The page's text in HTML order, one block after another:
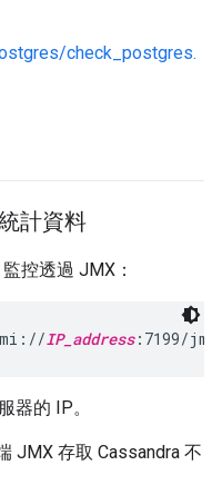
check_postgres.
計資料
控透過 JMX：
IP_address:7199/
器的 IP。
JMX 存取 Cassandra 不